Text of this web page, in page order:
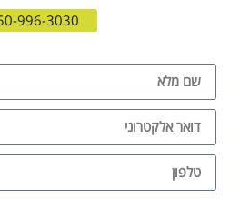
996-3030